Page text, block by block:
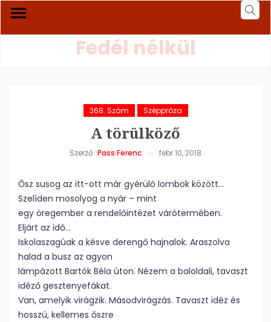
Fedél nélkül
368. Szám Széppróza
A törülköző
Szerző: Pass Ferenc febr 10, 2018
Ősz susog az itt-ott már gyérülő lombok között…
Szelíden mosolyog a nyár – mint
egy öregember a rendelőintézet várótermében.
Eljárt az idő…
Iskolaszagúak a késve derengő hajnalok. Araszolva
halad a busz az agyon
lámpázott Bartók Béla úton. Nézem a baloldali, tavaszt
idéző gesztenyefákat.
Van, amelyik virágzik. Másodvirágzás. Tavaszt idéz és
hosszú, kellemes őszre